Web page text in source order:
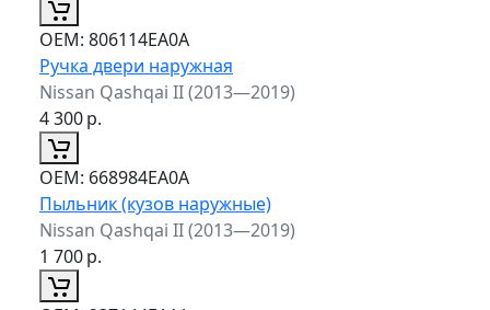
ОЕМ: 806114EA0A
Ручка двери наружная
Nissan Qashqai II (2013—2019)
4 300р.
ОЕМ: 668984EA0A
Пыльник (кузов наружные)
Nissan Qashqai II (2013—2019)
1 700р.